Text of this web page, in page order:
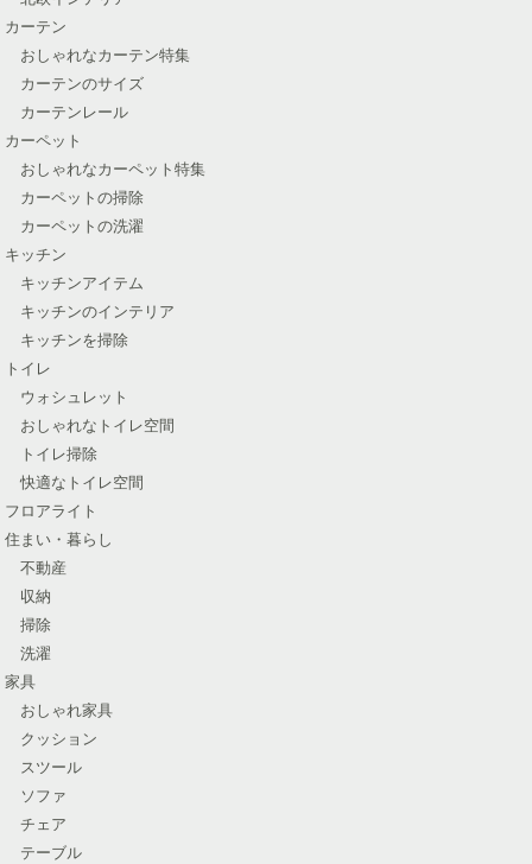
カーテン
おしゃれなカーテン特集
カーテンのサイズ
カーテンレール
カーペット
おしゃれなカーペット特集
カーペットの掃除
カーペットの洗濯
キッチン
キッチンアイテム
キッチンのインテリア
キッチンを掃除
トイレ
ウォシュレット
おしゃれなトイレ空間
トイレ掃除
快適なトイレ空間
フロアライト
住まい・暮らし
不動産
収納
掃除
洗濯
家具
おしゃれ家具
クッション
スツール
ソファ
チェア
テーブル